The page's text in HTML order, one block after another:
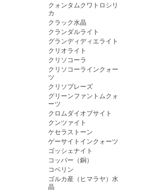
クォンタムクワトロシリ
カ
クラック水晶
クランダルライト
グランディディエライト
クリオライト
クリソコーラ
クリソコーラインクォー
ツ
クリソプレーズ
グリーンファントムクォ
ーツ
クロムダイオプサイト
クンツァイト
ケセラストーン
ゲーサイトインクォーツ
ゴッシェナイト
コッパー（銅）
コベリン
ゴルカ産（ヒマラヤ）水
晶